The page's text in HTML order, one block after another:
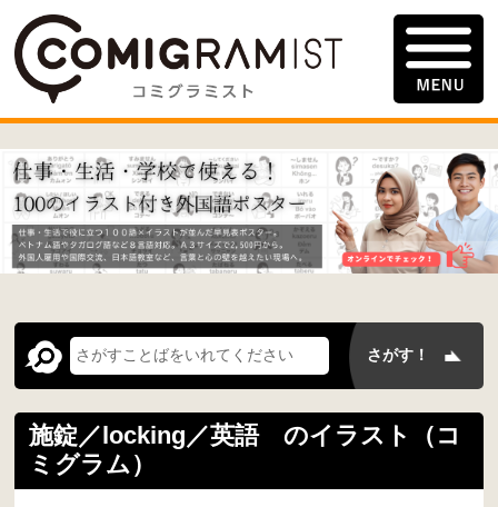
施錠／locking／英語 のイラスト（コ
ミグラム）